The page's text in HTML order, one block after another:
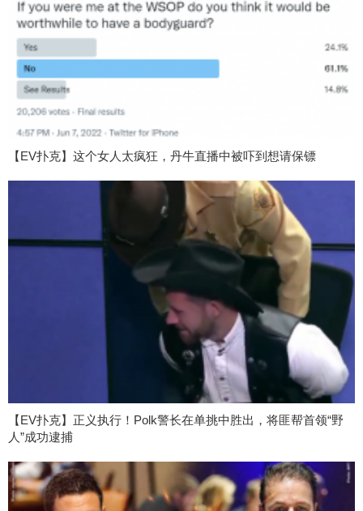
【EV扑克】这个女人太疯狂，丹牛直播中被吓到想请保镖
【EV扑克】正义执行！Polk警长在单挑中胜出，将匪帮首领“野
人”成功逮捕